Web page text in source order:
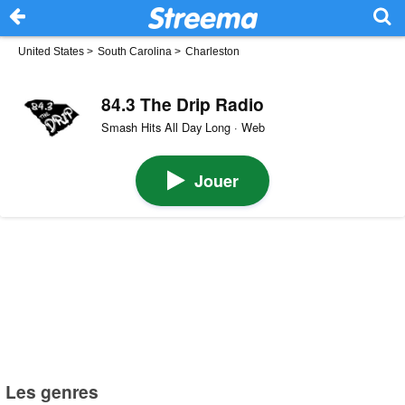
United States > South Carolina > Charleston
84.3 The Drip Radio
Smash Hits All Day Long · Web
Jouer
Les genres